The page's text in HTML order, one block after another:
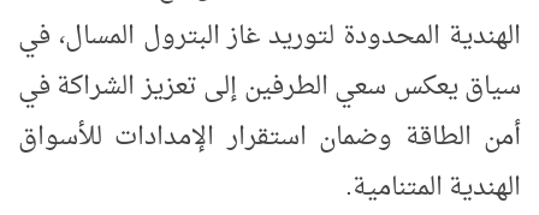
الهندية المحدودة لتوريد غاز البترول المسال، في
سياق يعكس سعي الطرفين إلى تعزيز الشراكة في
أمن الطاقة وضمان استقرار الإمدادات للأسواق
الهندية المتنامية.